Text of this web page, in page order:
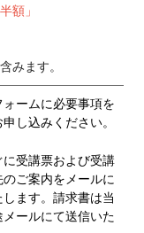
額」
みます。
ォームに必要事項を
し込みください。
に受講票および受講
ご案内をメールに
ます。請求書は当
メールにて送信いた